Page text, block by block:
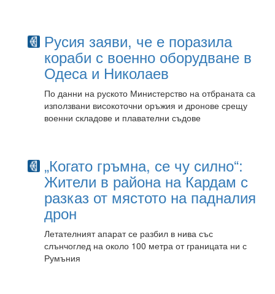
Русия заяви, че е поразила
кораби с военно оборудване в
Одеса и Николаев
По данни на руското Министерство на отбраната са
използвани високоточни оръжия и дронове срещу
военни складове и плавателни съдове
„Когато гръмна, се чу силно“:
Жители в района на Кардам с
разказ от мястото на падналия
дрон
Летателният апарат се разбил в нива със
слънчоглед на около 100 метра от границата ни с
Румъния